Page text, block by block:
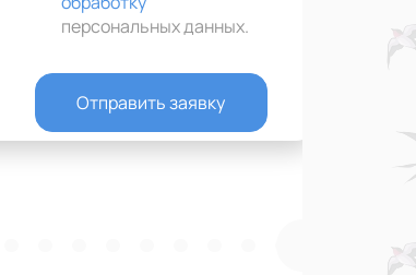
персональных данных.
Отправить заявку